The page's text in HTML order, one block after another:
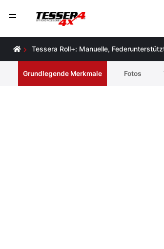
Tessera Roll+: Manuelle,
Grundlegende Merkmale Fotos